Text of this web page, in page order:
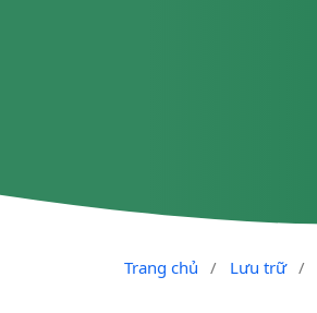
Trang chủ / Lưu trữ /